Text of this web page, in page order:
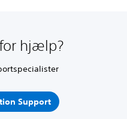
hjælp?
Support